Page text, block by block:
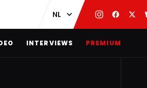
INTERVIEWS PREMIUM